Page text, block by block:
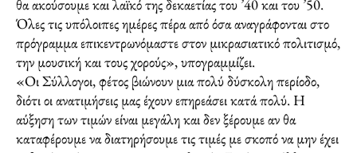
Όλες τις υπόλοιπες ημέρες πέρα από όσα αναγράφονται στο
πρόγραμμα επικεντρωνόμαστε στον μικρασιατικό πολιτισμό,
την μουσική και τους χορούς», υπογραμμίζει.
«Οι Σύλλογοι, φέτος βιώνουν μια πολύ δύσκολη περίοδο,
διότι οι ανατιμήσεις μας έχουν επηρεάσει κατά πολύ. Η
αύξηση των τιμών είναι μεγάλη και δεν ξέρουμε αν θα
καταφέρουμε να διατηρήσουμε τις τιμές με σκοπό να μην έχει